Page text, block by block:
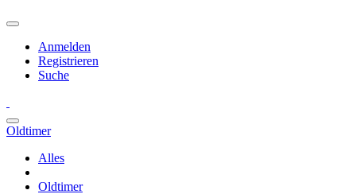
Anmelden
Registrieren
Suche
Oldtimer
Alles
Oldtimer